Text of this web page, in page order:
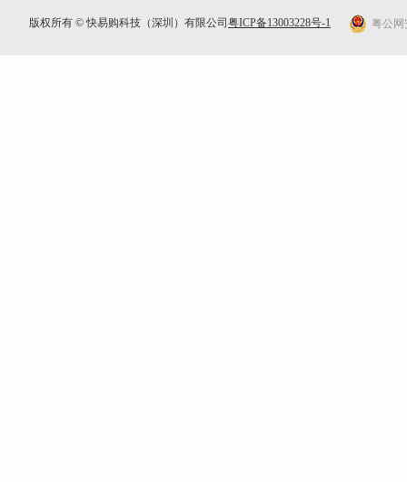
版权所有 © 快易购科技（深圳）有限公司 粤ICP备13003228号-1 粤公网